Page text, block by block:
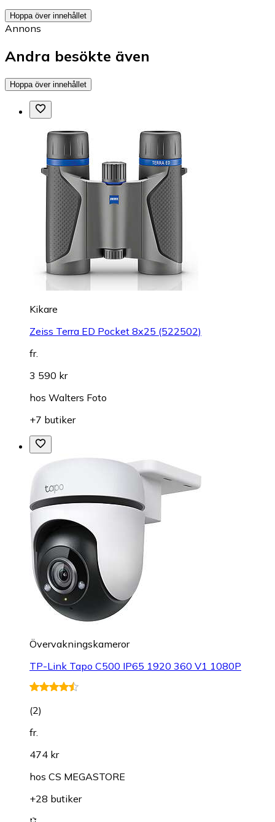
Hoppa över innehållet
Annons
Andra besökte även
Hoppa över innehållet
Kikare
Zeiss Terra ED Pocket 8x25 (522502)
fr.
3 590 kr
hos Walters Foto
+7 butiker
Övervakningskameror
TP-Link Tapo C500 IP65 1920 360 V1 1080P
(2)
fr.
474 kr
hos CS MEGASTORE
+28 butiker